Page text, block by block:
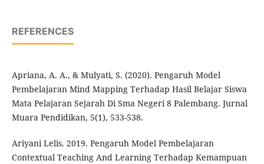
REFERENCES
Apriana, A. A., & Mulyati, S. (2020). Pengaruh Model
Pembelajaran Mind Mapping Terhadap Hasil Belajar Siswa
Mata Pelajaran Sejarah Di Sma Negeri 8 Palembang. Jurnal
Muara Pendidikan, 5(1), 533-538.
Ariyani Lelis. 2019. Pengaruh Model Pembelajaran
Contextual Teaching And Learning Terhadap Kemampuan